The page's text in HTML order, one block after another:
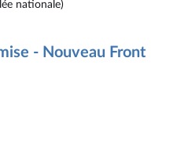
nationale)
- Nouveau Front